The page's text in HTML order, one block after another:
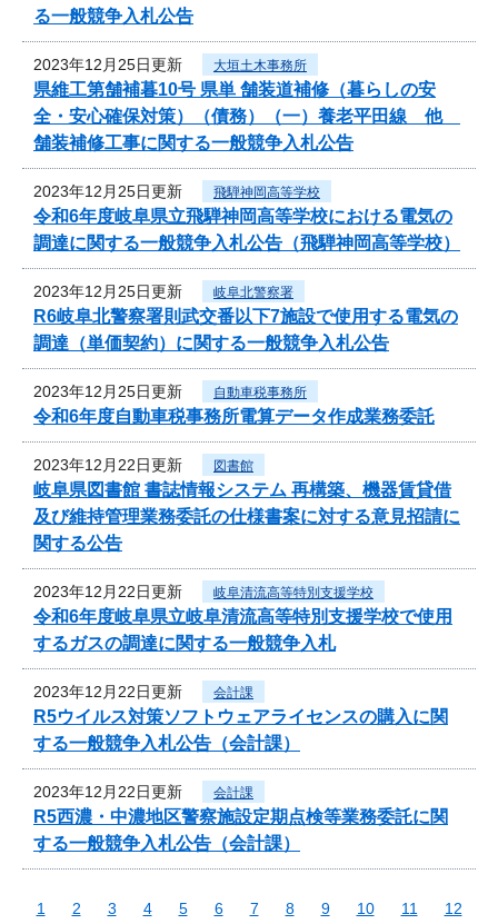
る一般競争入札公告
2023年12月25日更新 大垣土木事務所
県維工第舗補暮10号 県単 舗装道補修（暮らしの安
全・安心確保対策）（債務）（一）養老平田線 他
舗装補修工事に関する一般競争入札公告
2023年12月25日更新 飛騨神岡高等学校
令和6年度岐阜県立飛騨神岡高等学校における電気の
調達に関する一般競争入札公告（飛騨神岡高等学校）
2023年12月25日更新 岐阜北警察署
R6岐阜北警察署則武交番以下7施設で使用する電気の
調達（単価契約）に関する一般競争入札公告
2023年12月25日更新 自動車税事務所
令和6年度自動車税事務所電算データ作成業務委託
2023年12月22日更新 図書館
岐阜県図書館 書誌情報システム 再構築、機器賃貸借
及び維持管理業務委託の仕様書案に対する意見招請に
関する公告
2023年12月22日更新 岐阜清流高等特別支援学校
令和6年度岐阜県立岐阜清流高等特別支援学校で使用
するガスの調達に関する一般競争入札
2023年12月22日更新 会計課
R5ウイルス対策ソフトウェアライセンスの購入に関
する一般競争入札公告（会計課）
2023年12月22日更新 会計課
R5西濃・中濃地区警察施設定期点検等業務委託に関
する一般競争入札公告（会計課）
1 2 3 4 5 6 7 8 9 10 11
12